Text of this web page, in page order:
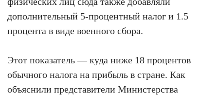
дополнительный 5-процентный налог и 1.5
процента в виде военного сбора.
Этот показатель — куда ниже 18 процентов
обычного налога на прибыль в стране. Как
объяснили представители Министерства